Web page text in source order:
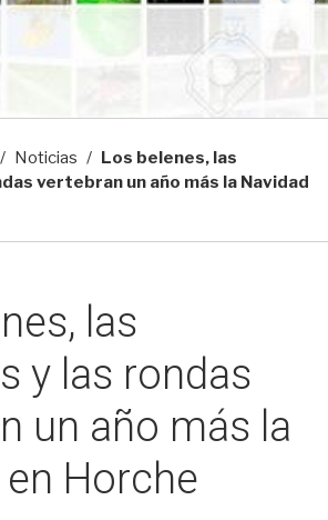
Noticias
Los belenes, las
vertebran un año más la Navidad
las
y las rondas
un año más la
Horche